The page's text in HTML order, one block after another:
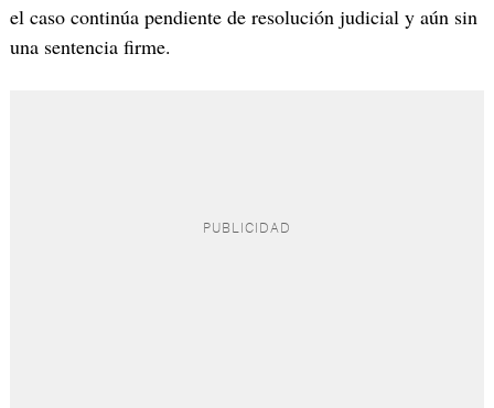
el caso continúa pendiente de resolución judicial y aún sin
una sentencia firme.